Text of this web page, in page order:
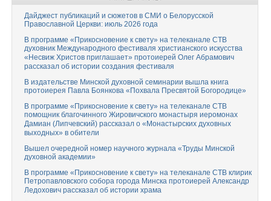
Дайджест публикаций и сюжетов в СМИ о Белорусской
Православной Церкви: июль 2026 года
В программе «Прикосновение к свету» на телеканале СТВ
духовник Международного фестиваля христианского искусства
«Несвиж Христов приглашает» протоиерей Олег Абрамович
рассказал об истории создания фестиваля
В издательстве Минской духовной семинарии вышла книга
протоиерея Павла Боянкова «Похвала Пресвятой Богородице»
В программе «Прикосновение к свету» на телеканале СТВ
помощник благочинного Жировичского монастыря иеромонах
Дамиан (Липчевский) рассказал о «Монастырских духовных
выходных» в обители
Вышел очередной номер научного журнала «Труды Минской
духовной академии»
В программе «Прикосновение к свету» на телеканале СТВ клирик
Петропавловского собора города Минска протоиерей Александр
Ледохович рассказал об истории храма